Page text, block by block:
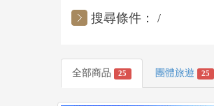
搜尋條件：
全部商品 25 團體旅遊 25